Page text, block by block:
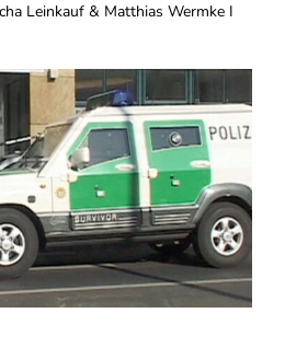
Leinkauf & Matthias Wermke I